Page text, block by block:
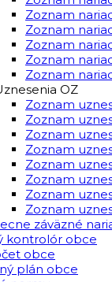
Zoznam
Zoznam
Zoznam
Zoznam
Zoznam
OZ
Zoznam
Zoznam
Zoznam
Zoznam
Zoznam
Zoznam
Zoznam
Zoznam
záväzné
kontrolór obce
obce
plán obce